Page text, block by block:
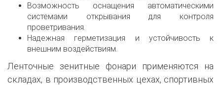
Возможность оснащения автоматическими
системами открывания для контроля
проветривания.
Надежная герметизация и устойчивость к
внешним воздействиям.
Ленточные зенитные фонари применяются на
складах, в производственных цехах, спортивных